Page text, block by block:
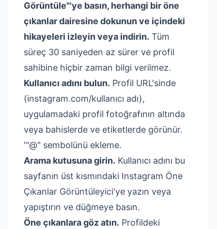
Görüntüle"'ye basın, herhangi bir öne
çıkanlar dairesine dokunun ve içindeki
hikayeleri izleyin veya indirin. Tüm
süreç 30 saniyeden az sürer ve profil
sahibine hiçbir zaman bilgi verilmez.
Kullanıcı adını bulun. Profil URL'sinde
(instagram.com/kullanıcı adı),
uygulamadaki profil fotoğrafının altında
veya bahislerde ve etiketlerde görünür.
'"@" sembolünü ekleme.
Arama kutusuna girin. Kullanıcı adını bu
sayfanın üst kısmındaki Instagram Öne
Çıkanlar Görüntüleyici'ye yazın veya
yapıştırın ve düğmeye basın.
Öne çıkanlara göz atın. Profildeki